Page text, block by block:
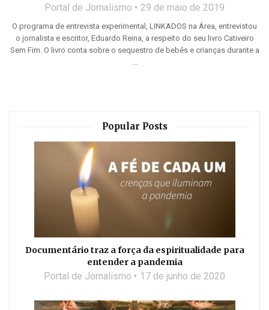
Portal de Jornalismo 29 de maio de 2019
O programa de entrevista experimental, LINKADOS na Área, entrevistou
o jornalista e escritor, Eduardo Reina, a respeito do seu livro Cativeiro
Sem Fim. O livro conta sobre o sequestro de bebês e crianças durante a
...
Popular Posts
Documentário traz a força da espiritualidade para
entender a pandemia
Portal de Jornalismo 17 de junho de 2020